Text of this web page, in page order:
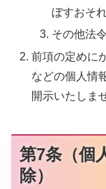
ぼすおそ
その他法
前項の定めに
などの個人情
開示いたしま
第7条（個
除）